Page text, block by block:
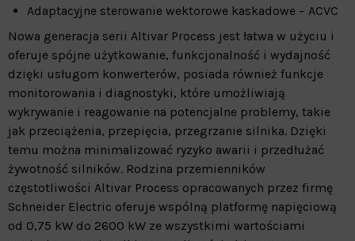
Adaptacyjne sterowanie wektorowe kaskadowe – ACVC
Nowa generacja serii Altivar Process jest łatwa w użyciu i
oferuje spójne użytkowanie, funkcjonalność i wydajność
dzięki usługom konwerterów, posiada również funkcje
monitorowania i diagnostyki, które umożliwiają
wykrywanie i reagowanie na potencjalne problemy, takie
jak przeciążenia, przepięcia, przegrzanie silnika. Dzięki
temu można minimalizować ryzyko awarii i przedłużać
żywotność silników. Rodzina przemienników
częstotliwości Altivar Process opracowanych przez firmę
Schneider Electric oferuje wspólną platformę napięciową
od 0,75 kW do 2600 kW ze wszystkimi wartościami